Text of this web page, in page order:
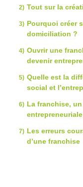
Tout sur la
Pourquoi créer
domiciliation ?
Ouvrir une
devenir
Quelle est la
social et
La franchise,
entrepreneuriale
Les erreurs
d’une franchise